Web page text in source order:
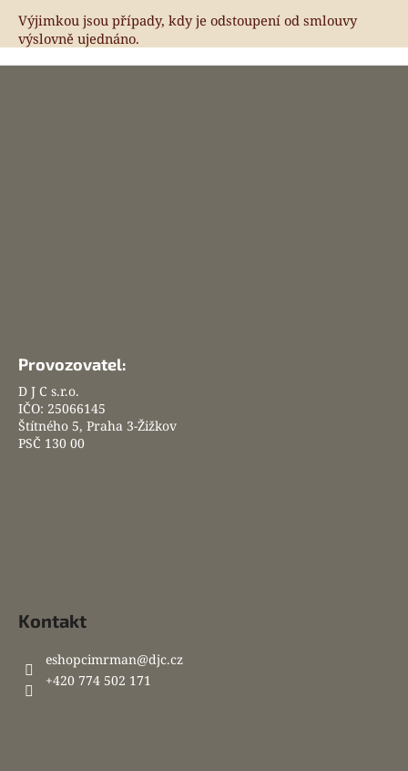
Výjimkou jsou případy, kdy je odstoupení od smlouvy
výslovně ujednáno.
Provozovatel:
D J C s.r.o.
IČO: 25066145
Štítného 5, Praha 3-Žižkov
PSČ 130 00
Kontakt
eshopcimrman@djc.cz
+420 774 502 171